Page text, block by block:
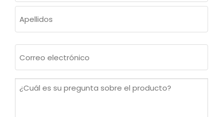
Nombre
electrónico
¿Cuál